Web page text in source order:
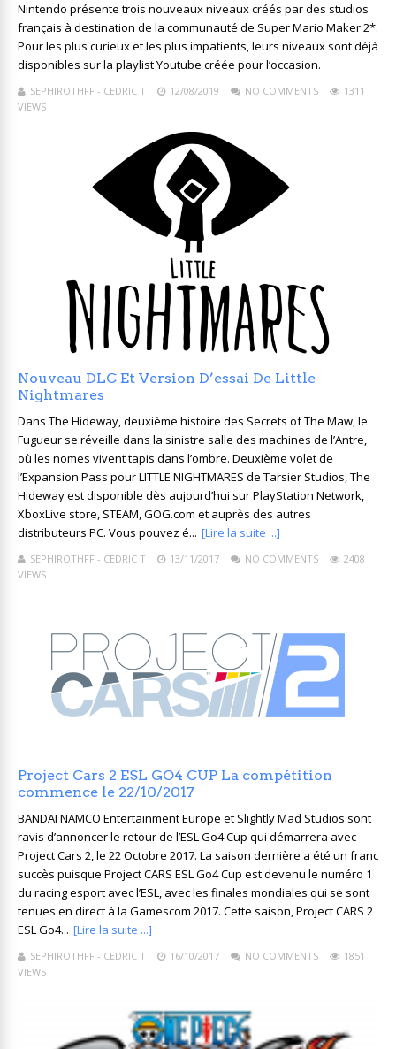
Nintendo présente trois nouveaux niveaux créés par des studios
français à destination de la communauté de Super Mario Maker 2*.
Pour les plus curieux et les plus impatients, leurs niveaux sont déjà
disponibles sur la playlist Youtube créée pour l’occasion.
SEPHIROTHFF - CEDRIC T 12/08/2019 NO COMMENTS
1311
VIEWS
Nouveau DLC Et Version D’essai De Little
Nightmares
Dans The Hideway, deuxième histoire des Secrets of The Maw, le
Fugueur se réveille dans la sinistre salle des machines de l’Antre,
où les nomes vivent tapis dans l’ombre. Deuxième volet de
l’Expansion Pass pour LITTLE NIGHTMARES de Tarsier Studios, The
Hideway est disponible dès aujourd’hui sur PlayStation Network,
XboxLive store, STEAM, GOG.com et auprès des autres
distributeurs PC. Vous pouvez é... [Lire la suite ...]
SEPHIROTHFF - CEDRIC T 13/11/2017 NO COMMENTS
2408
VIEWS
Project Cars 2 ESL GO4 CUP La compétition
commence le 22/10/2017
BANDAI NAMCO Entertainment Europe et Slightly Mad Studios sont
ravis d’annoncer le retour de l’ESL Go4 Cup qui démarrera avec
Project Cars 2, le 22 Octobre 2017. La saison dernière a été un franc
succès puisque Project CARS ESL Go4 Cup est devenu le numéro 1
du racing esport avec l’ESL, avec les finales mondiales qui se sont
tenues en direct à la Gamescom 2017. Cette saison, Project CARS 2
ESL Go4... [Lire la suite ...]
SEPHIROTHFF - CEDRIC T 16/10/2017 NO COMMENTS
1851
VIEWS